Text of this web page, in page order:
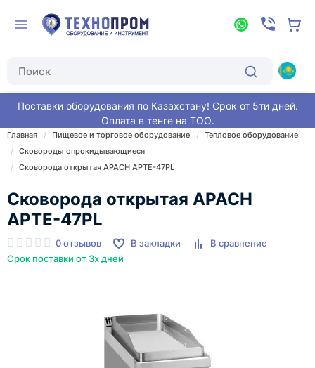
Поставки оборудования по Казахстану! Срок от 5ти дней.
Оплата в тенге на ТОО.
Главная Пищевое и торговое оборудование
Тепловое оборудование
Сковороды опрокидывающиеся
Сковорода открытая APACH APTE-47PL
Сковорода открытая APACH
APTE-47PL
0 отзывов В закладки
В сравнение
Срок поставки от 3х дней